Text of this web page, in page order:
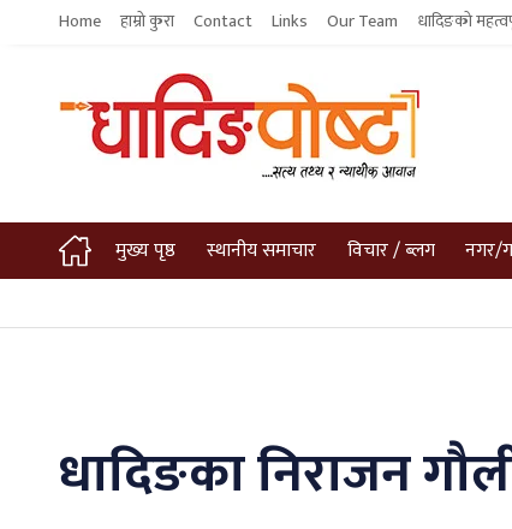
Home हाम्रो कुरा Contact Links Our Team धादिङको
मुख्य पृष्ठ स्थानीय समाचार विचार / ब्लग नगर/
धादिङका निराजन